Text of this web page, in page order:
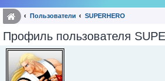
Пользователи SUPERHERO
Профиль пользователя